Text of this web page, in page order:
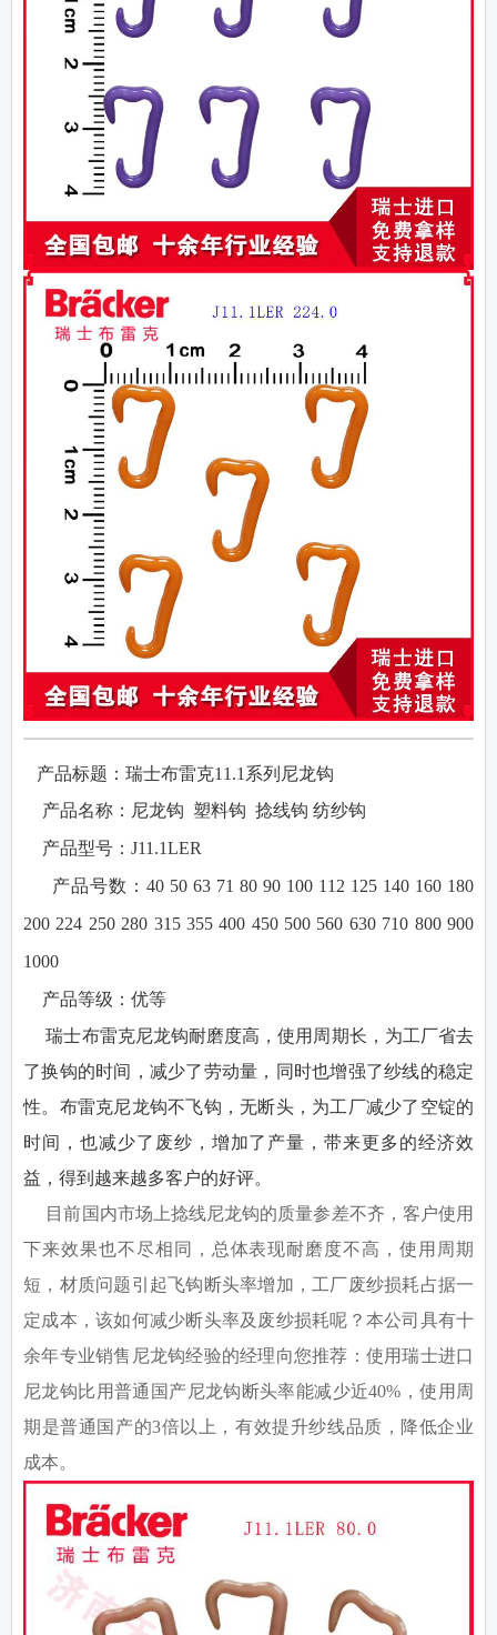
产品标题：瑞士布雷克11.1 系列尼龙钩
产品名称： 尼龙钩 塑料钩 捻线钩 纺纱钩
产品型号：J11.1LER
产品号数：40 50 63 71 80 90 100 112 125 140 160 180
200 224 250 280 315 355 400 450 500 560 630 710 800 900
1000
产品等级：优等
瑞士布雷克尼龙钩耐磨度高，使用周期长，为工厂省去
了换钩的时间，减少了劳动量，同时也增强了纱线的稳定
性。布雷克尼龙钩不飞钩，无断头，为工厂减少了空锭的
时间，也减少了废纱，增加了产量，带来更多的经济效
益，得到越来越多客户的好评。
目前国内市场上捻线尼龙钩的质量参差不齐，客户使用
下来效果也不尽相同，总体表现耐磨度不高，使用周期
短，材质问题引起飞钩断头率增加，工厂废纱损耗占据一
定成本，该如何减少断头率及废纱损耗呢？本公司具有十
余年专业销售尼龙钩经验的经理向您推荐：使用瑞士进口
尼龙钩比用普通国产尼龙钩断头率能减少近40%，使用周
期是普通国产的3倍以上，有效提升纱线品质，降低企业
成本。